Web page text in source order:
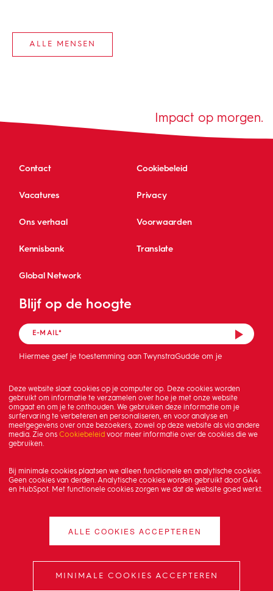
Deze website slaat cookies op je computer op. Deze cookies worden
gebruikt om informatie te verzamelen over hoe je met onze website
omgaat en om je te onthouden. We gebruiken deze informatie om je
surfervaring te verbeteren en personaliseren, en voor analyse en
meetgegevens over onze bezoekers, zowel op deze website als via andere
media. Zie ons Cookiebeleid voor meer informatie over de cookies die we
gebruiken.
Bij minimale cookies plaatsen we alleen functionele en analytische cookies.
Geen cookies van derden. Analytische cookies worden gebruikt door GA4
en HubSpot. Met functionele cookies zorgen we dat de website goed werkt.
ALLE COOKIES ACCEPTEREN
MINIMALE COOKIES ACCEPTEREN
ALLE MENSEN
Contact Cookiebeleid
Vacatures Privacy
Ons verhaal Voorwaarden
Kennisbank Translate
Global Network
Blijf op de hoogte
Hiermee geef je toestemming aan TwynstraGudde om je
Impact op morgen.